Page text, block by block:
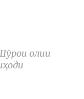
олии